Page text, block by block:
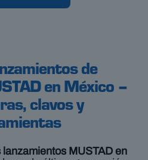
de
en México –
clavos y
lanzamientos MUSTAD en